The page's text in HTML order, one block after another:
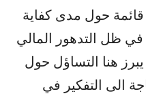
حول مدى كفاية
في ظل التدهور المالي
يبرز هنا التساؤل حول
الى التفكير في